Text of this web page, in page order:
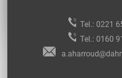
Tel.: 0221
Tel.: 0160